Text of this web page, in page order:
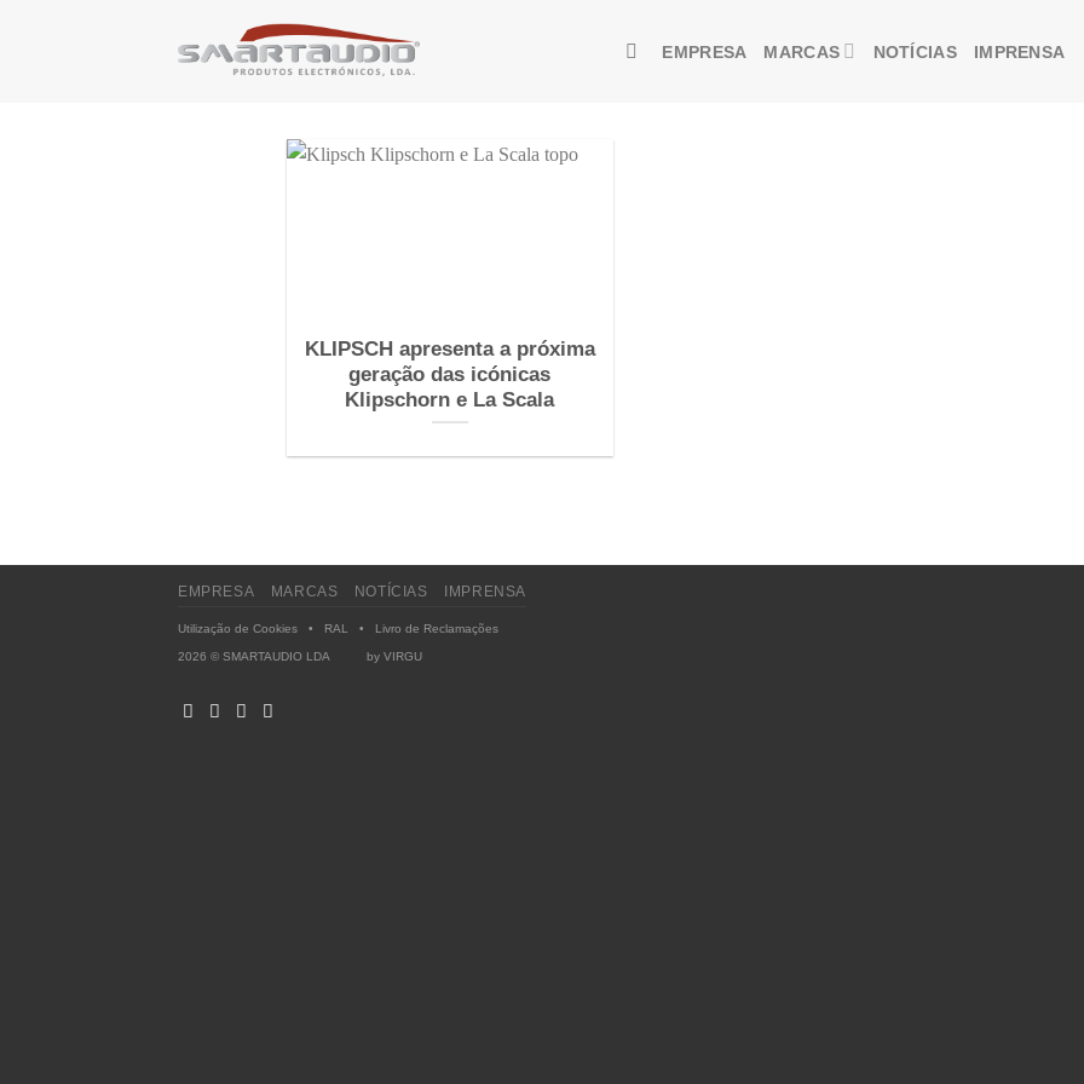
EMPRESA MARCAS NOTÍCIAS IMPRENSA
KLIPSCH apresenta a próxima
geração das icónicas
Klipschorn e La Scala
EMPRESA MARCAS NOTÍCIAS IMPRENSA
Utilização de Cookies • RAL • Livro de Reclamações
2026 © SMARTAUDIO LDA by VIRGU